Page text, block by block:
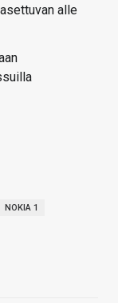
alle
NOKIA 1